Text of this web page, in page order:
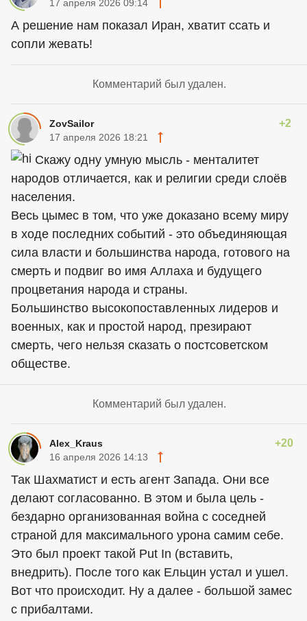
17 апреля 2026 09:14
А решение нам показал Иран, хватит ссать и
сопли жевать!
Комментарий был удален.
ZovSailor +2
17 апреля 2026 18:21
Скажу одну умную мысль - менталитет
народов отличается, как и религии среди слоёв
населения.
Весь цымес в том, что уже доказано всему миру
в ходе последних событий - это объединяющая
сила власти и большинства народа, готового на
смерть и подвиг во имя Аллаха и будущего
процветания народа и страны.
Большинство высокопоставленных лидеров и
военных, как и простой народ, презирают
смерть, чего нельзя сказать о постсоветском
обществе.
Комментарий был удален.
Alex_Kraus +20
16 апреля 2026 14:13
Так Шахматист и есть агент Запада. Они все
делают согласованно. В этом и была цель -
бездарно организованная война с соседней
страной для максимального урона самим себе.
Это был проект такой Put In (вставить,
внедрить). После того как Ельцин устал и ушел.
Вот что происходит. Ну а далее - большой замес
с прибалтами.